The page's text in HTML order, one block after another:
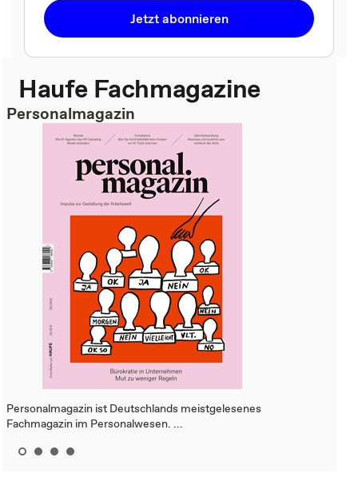
Jetzt abonnieren
Haufe Fachmagazine
Personalmagazin
Personalmagazin ist Deutschlands meistgelesenes
Fachmagazin im Personalwesen. ...